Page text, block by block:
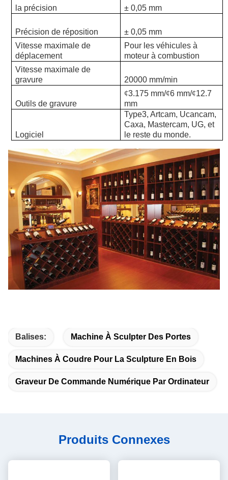
la précision ± 0,05 mm
Précision de réposition
± 0,05 mm
Vitesse maximale de
déplacement
Pour les véhicules à
moteur à combustion
Vitesse maximale de
gravure
20000 mm/min
Outils de gravure
¢3.175 mm/¢6 mm/¢12.7
mm
Logiciel
Type3, Artcam, Ucancam,
Caxa, Mastercam, UG, et
le reste du monde.
Balises: Machine À Sculpter Des Portes
Machines À Coudre Pour La Sculpture En Bois
Graveur De Commande Numérique Par Ordinateur
Produits Connexes